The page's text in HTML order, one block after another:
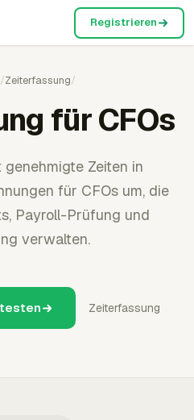
Registrieren
/Zeiterfassung/
für CFOs
Zeiten in
für CFOs um, die
Payroll-Prüfung und
verwalten.
Zeiterfassung